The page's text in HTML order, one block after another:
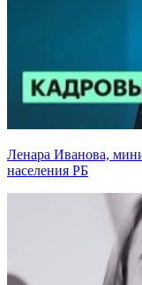
Ленара Иванова,
населения РБ